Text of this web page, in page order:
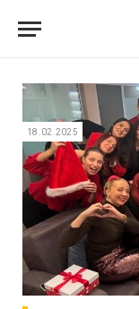
18.02.2025